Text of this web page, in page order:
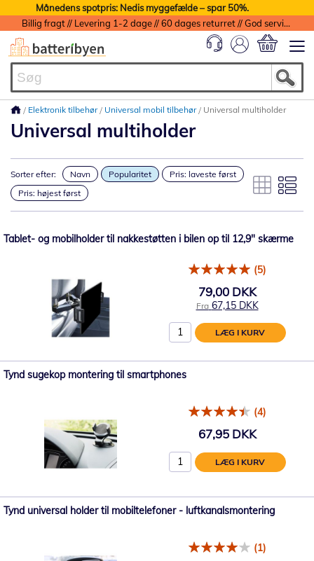
Månedens spotpris: Nedis myggefælde – spar 50%.
Billig fragt // Levering 1-2 dage // 60 dages returret // God service med garanti
Elektronik tilbehør Universal mobil tilbehør Universal multiholder
Universal multiholder
Sorter efter: Navn Popularitet
Pris: laveste først
Pris: højest først
Tablet- og mobilholder til nakkestøtten i bilen op til 12,9" skærme
(5)
79,00 DKK
Fra 67,15 DKK
LÆG I KURV
Tynd sugekop montering til smartphones
(4)
67,95 DKK
LÆG I KURV
Tynd universal holder til mobiltelefoner - luftkanalsmontering
(1)